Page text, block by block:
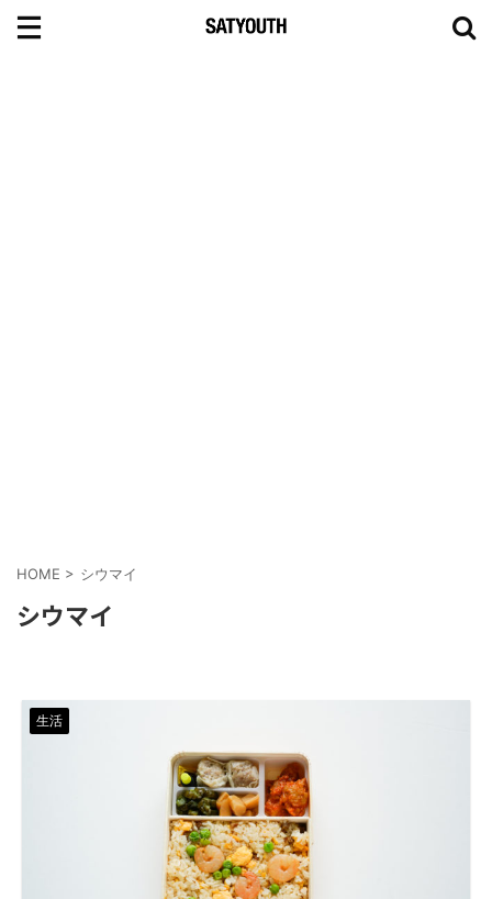
HOME > シウマイ
シウマイ
生活